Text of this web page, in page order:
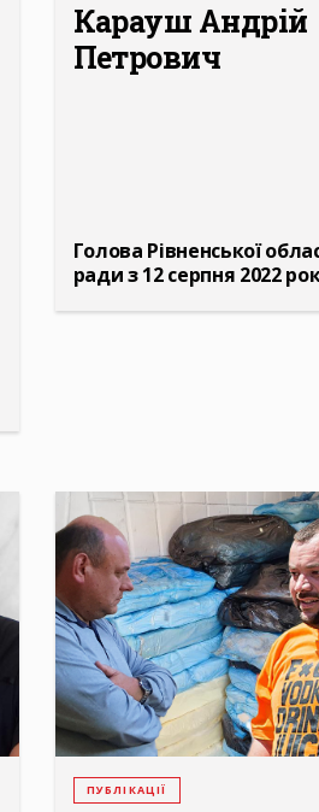
Карауш Андрій
Петрович
Голова Рівненської
ради з 12 серпня 2022
ПУБЛІКАЦІЇ